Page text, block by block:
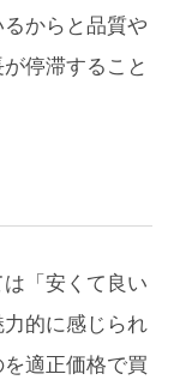
からと品質や
停滞すること
「安くて良い
的に感じられ
適正価格で買